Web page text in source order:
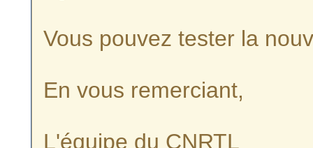
Vous pouvez tester la
En vous remerciant,
L'équipe du CNRTL